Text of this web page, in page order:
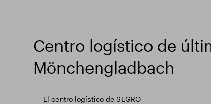
Centro logístico de
Mönchengladbach
El centro logístico de SEGRO